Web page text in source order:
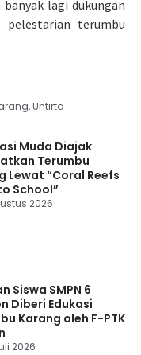
lagi dukungan
pelestarian terumbu
,Untirta
Muda Diajak
Terumbu
Lewat “Coral Reefs
School”
2026
Siswa SMPN 6
Diberi Edukasi
Karang oleh F-PTK
2026